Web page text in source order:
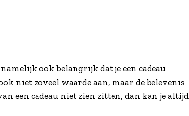
ook belangrijk dat je een cadeau
niet zoveel waarde aan, maar de belevenis
een cadeau niet zien zitten, dan kan je altijd